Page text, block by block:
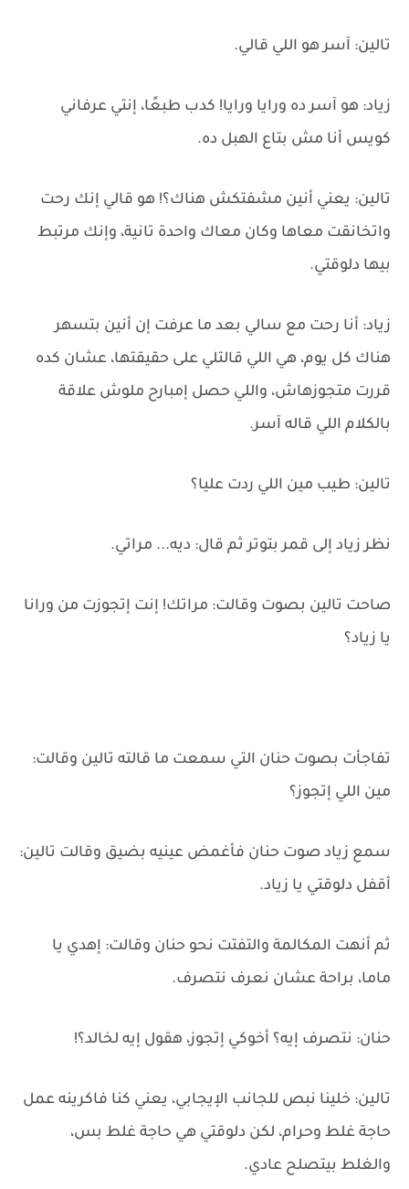
تالين: آسر هو اللي قالي.
زياد: هو آسر ده ورايا ورايا! كدب طبعًا، إنتي عرفاني
كويس أنا مش بتاع الهبل ده.
تالين: يعني أنين مشفتكش هناك؟! هو قالي إنك رحت
واتخانقت معاها وكان معاك واحدة تانية، وإنك مرتبط
بيها دلوقتي.
زياد: أنا رحت مع سالي بعد ما عرفت إن أنين بتسهر
هناك كل يوم، هي اللي قالتلي على حقيقتها، عشان كده
قررت متجوزهاش، واللي حصل إمبارح ملوش علاقة
بالكلام اللي قاله آسر.
تالين: طيب مين اللي ردت عليا؟
نظر زياد إلى قمر بتوتر ثم قال: ديه... مراتي.
صاحت تالين بصوت وقالت: مراتك! إنت إتجوزت من ورانا
يا زياد؟
تفاجأت بصوت حنان التي سمعت ما قالته تالين وقالت:
مين اللي إتجوز؟
سمع زياد صوت حنان فأغمض عينيه بضيق وقالت تالين:
أقفل دلوقتي يا زياد.
ثم أنهت المكالمة والتفتت نحو حنان وقالت: إهدي يا
ماما، براحة عشان نعرف نتصرف.
حنان: نتصرف إيه؟ أخوكي إتجوز، هقول إيه لخالد؟!
تالين: خلينا نبص للجانب الإيجابي، يعني كنا فاكرينه عمل
حاجة غلط وحرام، لكن دلوقتي هي حاجة غلط بس،
والغلط بيتصلح عادي.